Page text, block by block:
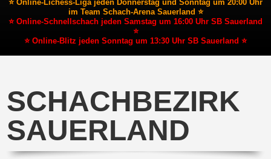
⭐ Online-Lichess-Liga jeden Donnerstag und Sonntag um 20:00 Uhr
im Team Schach-Arena Sauerland ⭐
⭐ Online-Schnellschach jeden Samstag um 16:00 Uhr SB Sauerland
⭐
⭐ Online-Blitz jeden Sonntag um 13:30 Uhr SB Sauerland ⭐
SCHACHBEZIRK
SAUERLAND